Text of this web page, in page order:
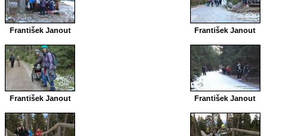
František Janout František Janout
František Janout František Janout